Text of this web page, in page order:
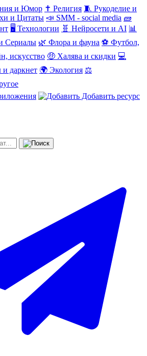
и Юмор ✝️ Религия 🧵 Рукоделие и
и Цитаты 📣 SMM - social media 🧱
🖥️ Технологии 🧬 Нейросети и AI 📊
Сериалы 🌿 Флора и фауна ⚽ Футбол,
искусство 🤑 Халява и скидки 💻
даркнет 🌍 Экология ⚖️
Добавить ресурс